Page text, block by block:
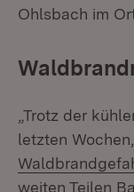
Ohlsbach im
„Trotz der
letzten
weiten Teilen